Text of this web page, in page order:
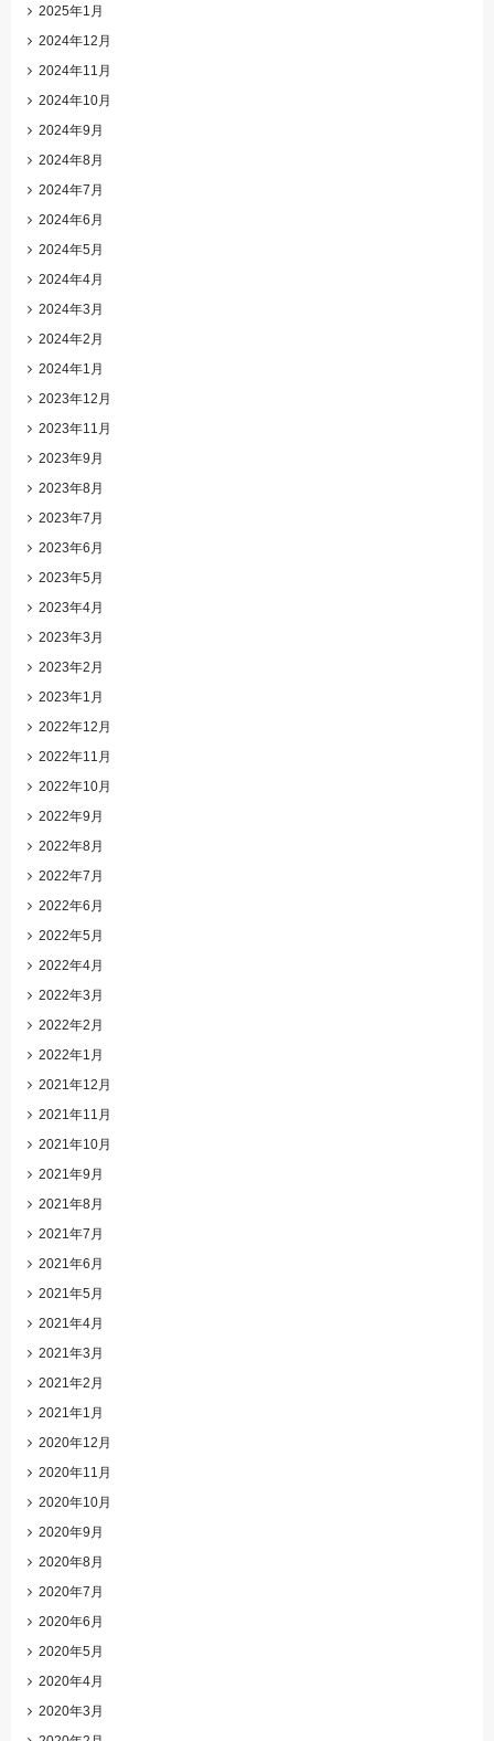
2025年1月
2024年12月
2024年11月
2024年10月
2024年9月
2024年8月
2024年7月
2024年6月
2024年5月
2024年4月
2024年3月
2024年2月
2024年1月
2023年12月
2023年11月
2023年9月
2023年8月
2023年7月
2023年6月
2023年5月
2023年4月
2023年3月
2023年2月
2023年1月
2022年12月
2022年11月
2022年10月
2022年9月
2022年8月
2022年7月
2022年6月
2022年5月
2022年4月
2022年3月
2022年2月
2022年1月
2021年12月
2021年11月
2021年10月
2021年9月
2021年8月
2021年7月
2021年6月
2021年5月
2021年4月
2021年3月
2021年2月
2021年1月
2020年12月
2020年11月
2020年10月
2020年9月
2020年8月
2020年7月
2020年6月
2020年5月
2020年4月
2020年3月